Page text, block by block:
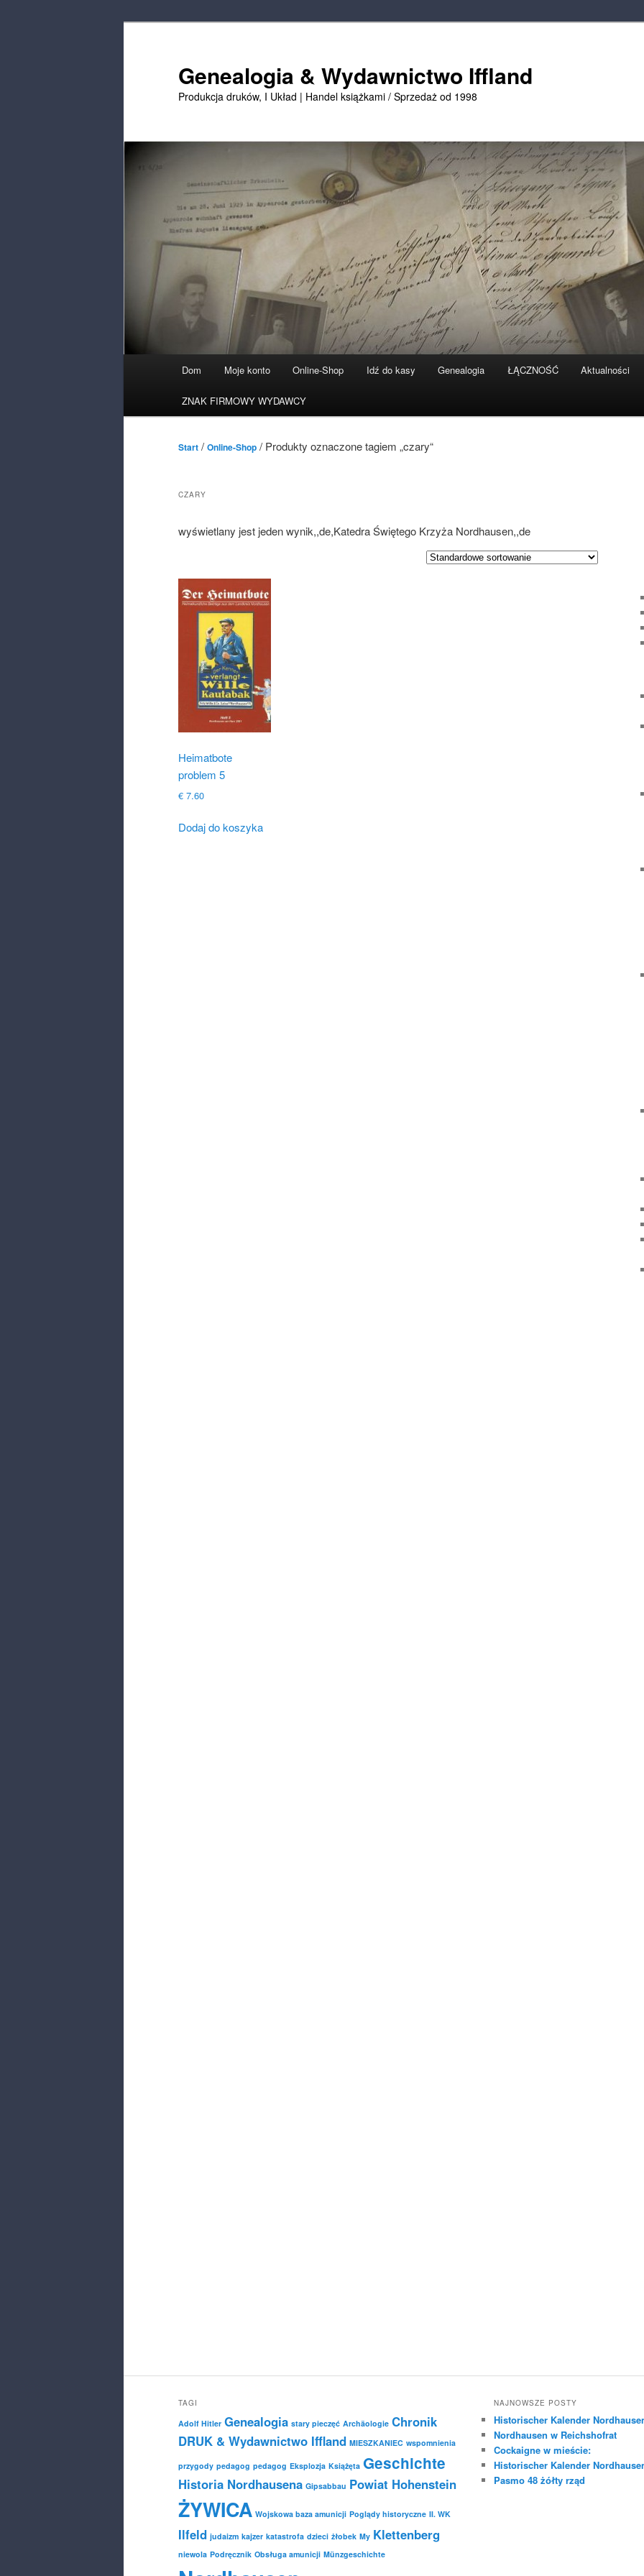
Genealogia & Wydawnictwo Iffland
Produkcja druków, I Układ | Handel książkami / Sprzedaż od 1998
Dom Moje konto Online-Shop Idź do kasy Genealogia ŁĄCZNOŚĆ Aktualności
ZNAK FIRMOWY WYDAWCY
Start / Online-Shop / Produkty oznaczone tagiem „czary“
CZARY
wyświetlany jest jeden wynik,,de,Katedra Świętego Krzyża Nordhausen,,de
Heimatbote
problem 5
€ 7.60
Dodaj do koszyka
TAGI
Adolf Hitler Genealogia stary pieczęć Archäologie Chronik
DRUK & Wydawnictwo Iffland MIESZKANIEC wspomnienia
przygody pedagog pedagog Eksplozja Książęta Geschichte
Historia Nordhausena Gipsabbau Powiat Hohenstein
ŻYWICA Wojskowa baza amunicji Poglądy historyczne II. WK
Ilfeld judaizm kajzer katastrofa dzieci żłobek My Klettenberg
niewola Podręcznik Obsługa amunicji Münzgeschichte
NAJNOWSZE POSTY
Historischer Kalender
Nordhausen w Reichshofrat
Cockaigne w mieście:
Historischer Kalender
Pasmo 48 żółty rząd